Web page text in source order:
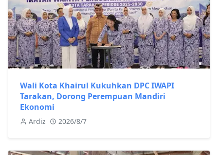
Wali Kota Khairul Kukuhkan DPC IWAPI
Tarakan, Dorong Perempuan Mandiri
Ekonomi
Ardiz 2026/8/7